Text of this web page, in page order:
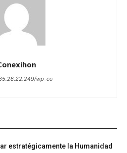
wp_co
estratégicamente la Humanidad